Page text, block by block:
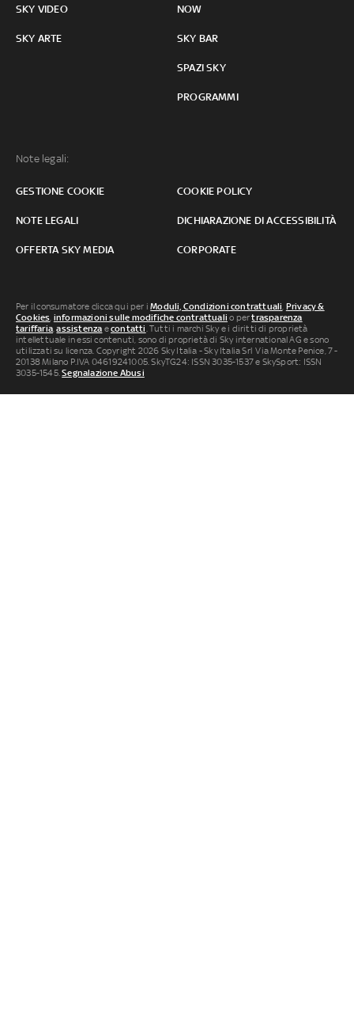
SKY VIDEO
SKY ARTE
NOW
SKY BAR
SPAZI SKY
PROGRAMMI
Note legali:
GESTIONE COOKIE COOKIE POLICY
NOTE LEGALI DICHIARAZIONE DI ACCESSIBILITÀ
OFFERTA SKY MEDIA CORPORATE
Per il consumatore clicca qui per iModuli, Condizioni contrattuali, Privacy &
Cookies, informazioni sulle modifiche contrattuali o pertrasparenza
tariffaria,assistenza econtatti. Tutti i marchi Sky e i diritti di proprietà
intellettuale in essi contenuti, sono di proprietà di Sky international AG e sono
utilizzati su licenza. Copyright 2026 Sky Italia - Sky Italia Srl Via Monte Penice, 7 -
20138 Milano P.IVA 04619241005. SkyTG24: ISSN 3035-1537 e SkySport: ISSN
3035-1545.Segnalazione Abusi